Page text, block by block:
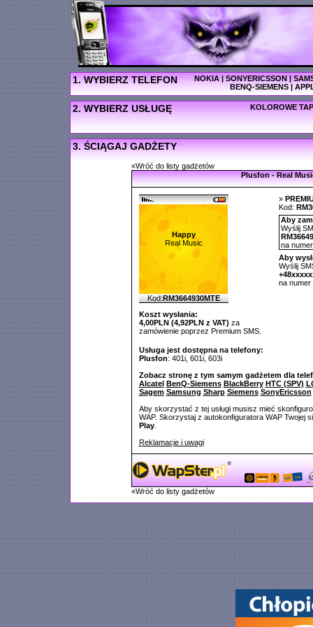
1. WYBIERZ TELEFON NOKIA|SONYERICSSON|
BENQ-SIEMENS|
2. WYBIERZ USŁUGĘ KOLOROWE
3. ŚCIĄGAJ GADŻETY
«Wróć do listy gadżetów
Plusfon - Real
Happy
Real Music
Kod:RM3664930MTE
Koszt wysłania:
4,00PLN (4,92PLN z VAT) za
zamówienie poprzez Premium SMS.
»
Kod:
Aby
Wyślij
na
Aby
Wyślij
na numer
Usługa jest dostępna na telefony:
Plusfon: 401i, 601i, 603i
Zobacz stronę z tym samym gadżetem dla
Alcatel BenQ-Siemens BlackBerry HTC (SPV)
Sagem Samsung Sharp Siemens SonyEricsson
Aby skorzystać z tej usługi musisz mieć
WAP. Skorzystaj z autokonfiguratora WAP Twojej
Play.
Reklamacje i uwagi
«Wróć do listy gadżetów